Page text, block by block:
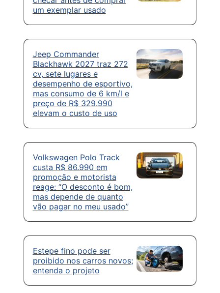
um exemplar usado
Jeep Commander
Blackhawk 2027 traz 272
cv, sete lugares e
desempenho de esportivo,
mas consumo de 6 km/l e
preço de R$ 329.990
elevam o custo de uso
Volkswagen Polo Track
custa R$ 86.990 em
promoção e motorista
reage: “O desconto é bom,
mas depende de quanto
vão pagar no meu usado”
Estepe fino pode ser
proibido nos carros novos;
entenda o projeto